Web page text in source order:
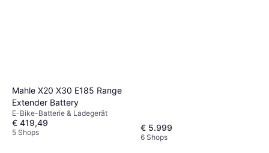
Mahle X20 X30 E185 Range
Extender Battery
E-Bike-Batterie & Ladegerät
€ 419,49
5 Shops € 5.999
6 Shops